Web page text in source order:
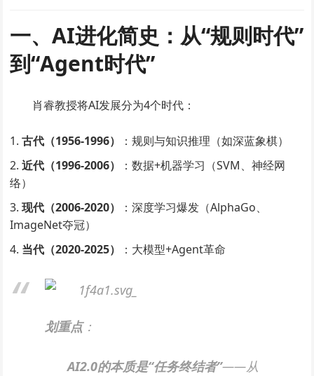
一、AI进化简史：从“规则时代”
到“Agent时代”​
肖睿教授将AI发展分为4个时代：
古代（1956-1996）​
​：规则与知识推理（如深蓝象棋）
近代（1996-2006）​
​：数据+机器学习（SVM、神经网
络）
现代（2006-2020）​
​：深度学习爆发（AlphaGo、
ImageNet夺冠）
当代（2020-2025）​
​：大模型+Agent革命
划重点​：
AI2.0的本质是“任务终结者”​——从